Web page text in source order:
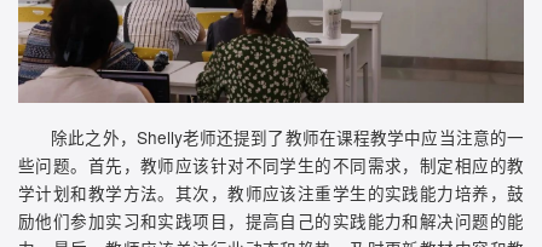
除此之外，Shelly老师还提到了教师在课程教学中应当注意的一
些问题。首先，教师应该针对不同学生的不同需求，制定相应的教
学计划和教学方法。其次，教师应该注重学生的实践能力培养，鼓
励他们参加实习和实践项目，提高自己的实践能力和解决问题的能